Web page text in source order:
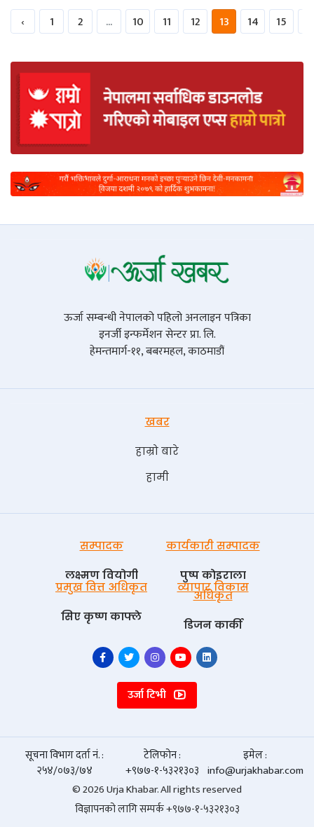
‹ 1 2 ... 10 11 12 13 14 15
ऊर्जा सम्बन्धी नेपालको पहिलो अनलाइन पत्रिका
इनर्जी इन्फर्मेशन सेन्टर प्रा. लि.
हेमन्तमार्ग-११, बबरमहल, काठमाडौं
खबर
हाम्रो बारे
हामी
सम्पादक
लक्ष्मण वियोगी
कार्यकारी सम्पादक
पुष्प काेइराला
प्रमुख वित्त अधिकृत
सिए कृष्ण काफ्ले
व्यापार विकास
अधिकृत
डिजन कार्की
उर्जा टिभी
सूचना विभाग दर्ता नं. :
२५४/०७३/७४
टेलिफोन :
+९७७-१-५३२१३०३
इमेल :
info@urjakhabar.com
© 2026 Urja Khabar. All rights reserved
विज्ञापनको लागि सम्पर्क +९७७-१-५३२१३०३